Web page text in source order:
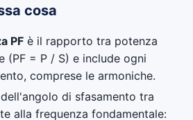
cosa
PFè il rapporto tra potenza
(PF = P / S) e include ogni
comprese le armoniche.
di sfasamento tra
alla frequenza fondamentale: